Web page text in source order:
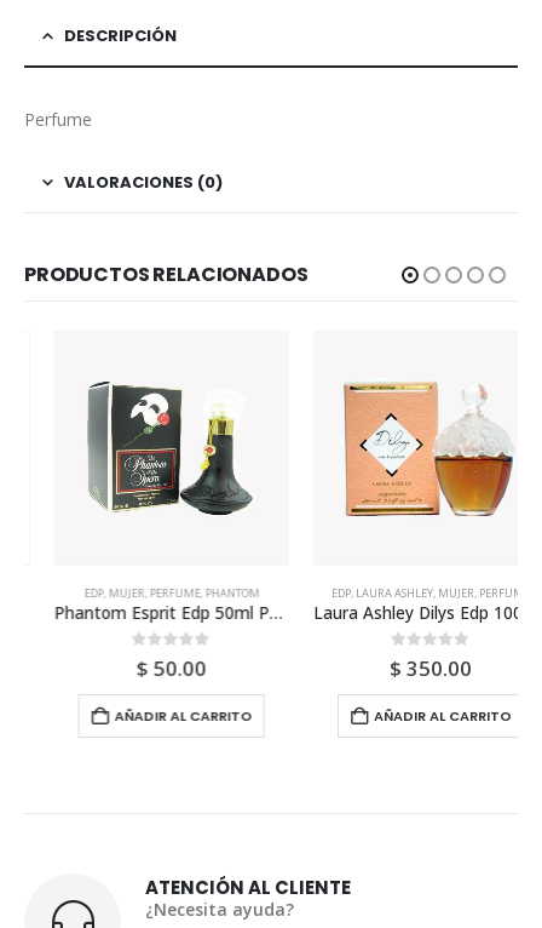
DESCRIPCIÓN
Perfume
VALORACIONES (0)
PRODUCTOS RELACIONADOS
MUJER,PERFUME,PHANTOM
Phantom Esprit Edp 50ml Para Mujer
out of 5
50.00
AÑADIR AL CARRITO
LAURA ASHLEY,MUJER,PERFUME
Laura Ashley Dilys Edp 100ml Sin Atomizador Para Mujer
out of 5
350.00
AÑADIR AL CARRITO
ATENCIÓN AL CLIENTE
¿Necesita ayuda?